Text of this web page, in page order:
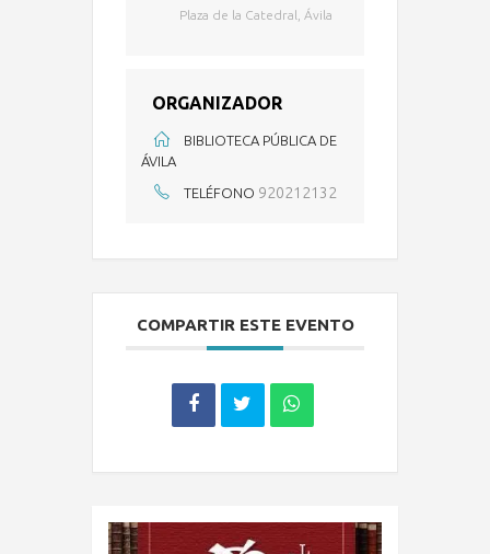
Plaza de la Catedral, Ávila
ORGANIZADOR
BIBLIOTECA PÚBLICA DE
ÁVILA
TELÉFONO 920212132
COMPARTIR ESTE EVENTO